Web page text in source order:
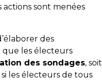
sont menées
des
que les électeurs
des sondages, soit
les électeurs de tous